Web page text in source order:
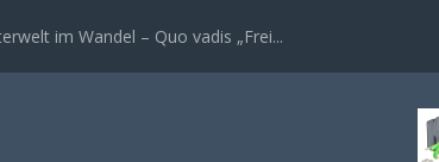
im Wandel – Quo vadis „Frei...